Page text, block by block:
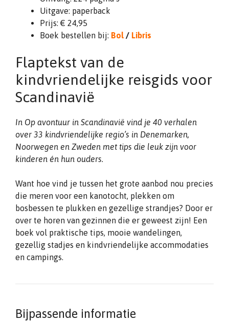
Uitgave: paperback
Prijs: € 24,95
Boek bestellen bij: Bol / Libris
Flaptekst van de
kindvriendelijke reisgids voor
Scandinavië
In Op avontuur in Scandinavië vind je 40 verhalen
over 33 kindvriendelijke regio’s in Denemarken,
Noorwegen en Zweden met tips die leuk zijn voor
kinderen én hun ouders.
Want hoe vind je tussen het grote aanbod nou precies
die meren voor een kanotocht, plekken om
bosbessen te plukken en gezellige strandjes? Door er
over te horen van gezinnen die er geweest zijn! Een
boek vol praktische tips, mooie wandelingen,
gezellig stadjes en kindvriendelijke accommodaties
en campings.
Bijpassende informatie